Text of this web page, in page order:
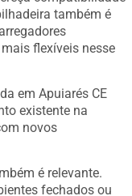
também é
flexíveis nesse
em Apuiarés CE
existente na
novos
é relevante.
fechados ou